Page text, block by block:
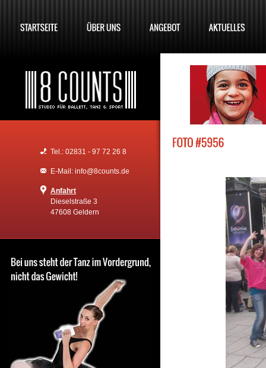
Tel.: 02831 - 97 72 26 8
E-Mail: info@8counts.de
Anfahrt
Dieselstraße 3
47608 Geldern